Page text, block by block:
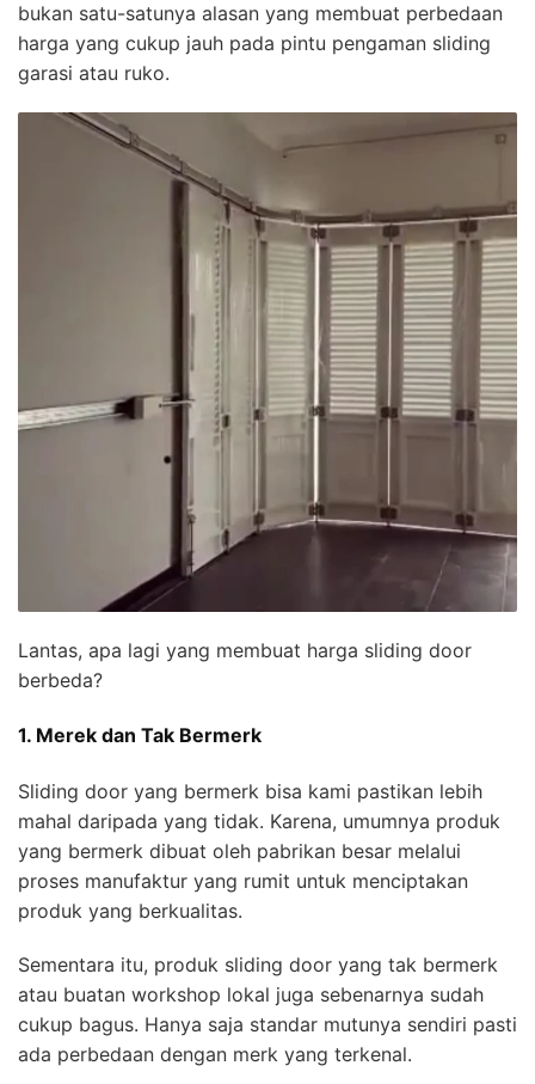
bukan satu-satunya alasan yang membuat perbedaan
harga yang cukup jauh pada pintu pengaman sliding
garasi atau ruko.
Lantas, apa lagi yang membuat harga sliding door
berbeda?
1. Merek dan Tak Bermerk
Sliding door yang bermerk bisa kami pastikan lebih
mahal daripada yang tidak. Karena, umumnya produk
yang bermerk dibuat oleh pabrikan besar melalui
proses manufaktur yang rumit untuk menciptakan
produk yang berkualitas.
Sementara itu, produk sliding door yang tak bermerk
atau buatan workshop lokal juga sebenarnya sudah
cukup bagus. Hanya saja standar mutunya sendiri pasti
ada perbedaan dengan merk yang terkenal.